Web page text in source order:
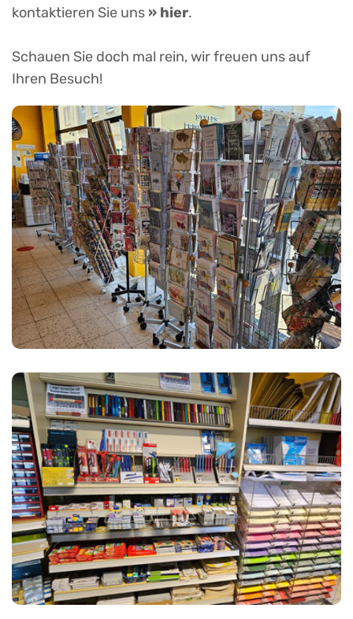
kontaktieren Sie uns » hier.
Schauen Sie doch mal rein, wir freuen uns auf
Ihren Besuch!